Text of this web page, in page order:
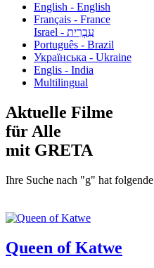
English - English
Français - France
עִבְרִית - Israel
Português - Brazil
Українська - Ukraine
Englis - India
Multilingual
Aktuelle Filme
für Alle
mit GRETA
Ihre Suche nach "g" hat
Queen of Katwe